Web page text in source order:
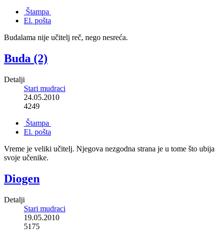
Štampa
El. pošta
Budalama nije učitelj reč, nego nesreća.
Buda (2)
Detalji
Stari mudraci
24.05.2010
4249
Štampa
El. pošta
Vreme je veliki učitelj. Njegova nezgodna strana je u tome što ubija
svoje učenike.
Diogen
Detalji
Stari mudraci
19.05.2010
5175